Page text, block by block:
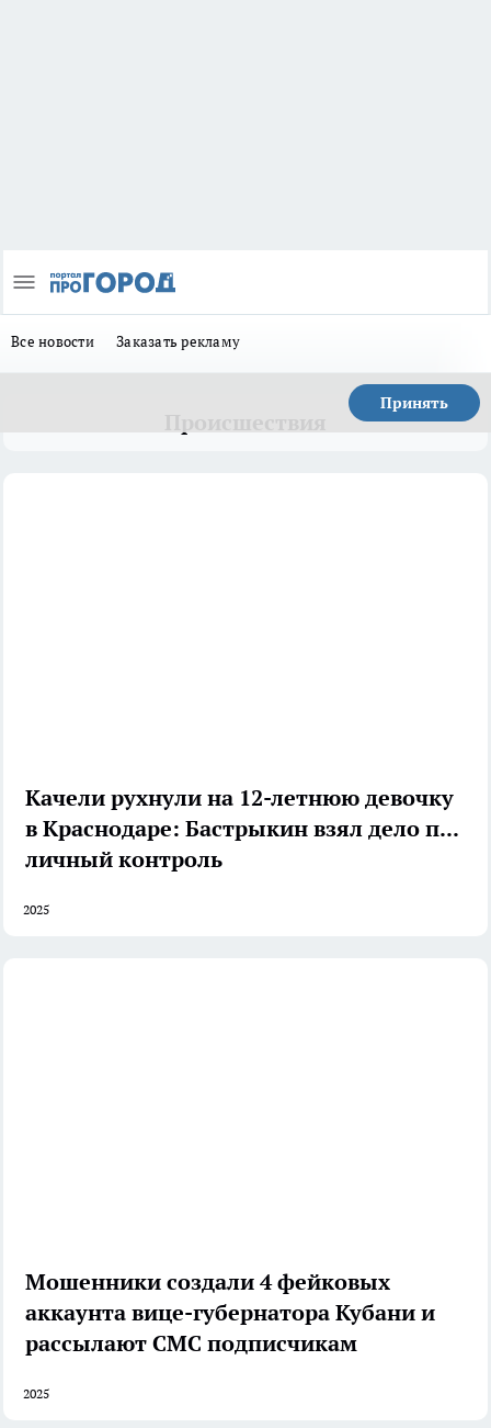
Все новости Заказать рекламу
Принять
Качели рухнули на 12-летнюю девочку
в Краснодаре: Бастрыкин взял дело под
личный контроль
2025
Мошенники создали 4 фейковых
аккаунта вице-губернатора Кубани и
рассылают СМС подписчикам
2025